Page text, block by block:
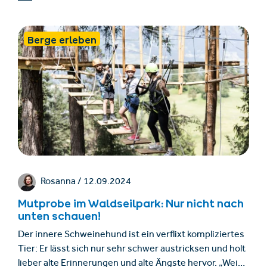
1000 Verschiedene überlieferte Ortsbezeichnungen
festlegen. Entstanden ist so nicht nur eine Karte,
sondern ein Zeitdokument.
Berge erleben
Rosanna / 12.09.2024
Mutprobe im Waldseilpark: Nur nicht nach
unten schauen!
Der innere Schweinehund ist ein verflixt kompliziertes
Tier: Er lässt sich nur sehr schwer austricksen und holt
lieber alte Erinnerungen und alte Ängste hervor. „Weißt